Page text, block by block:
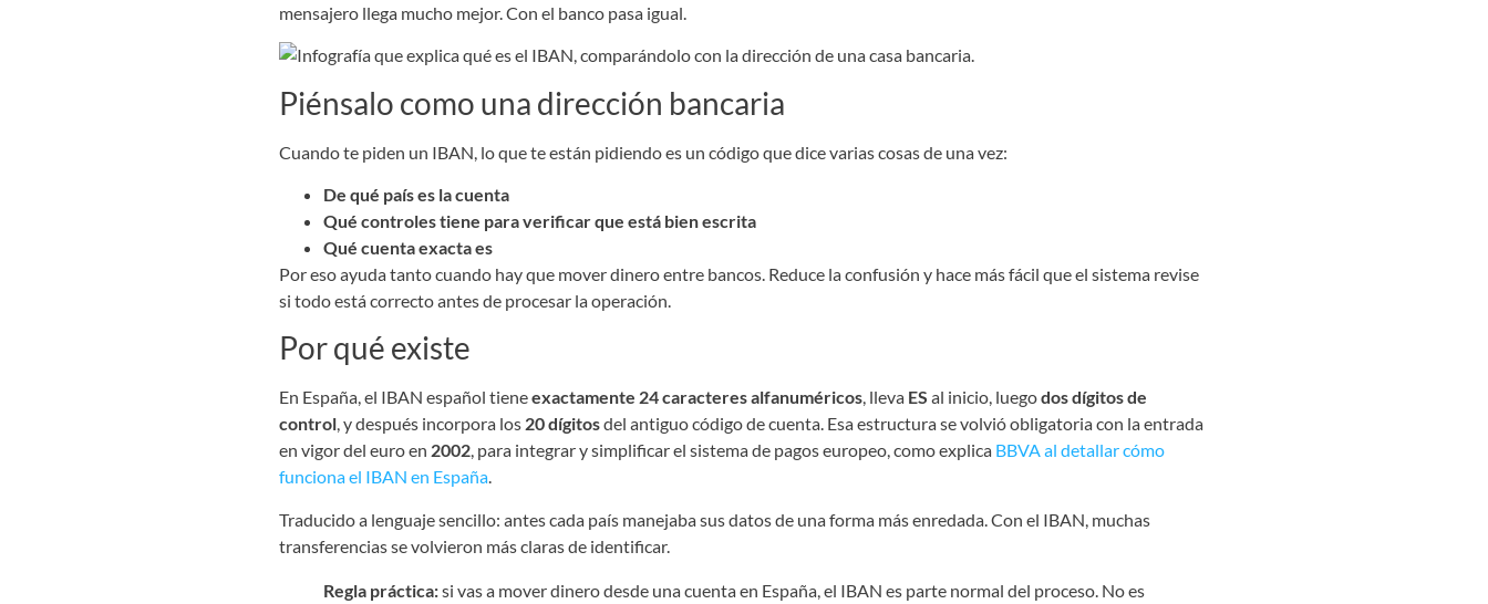
mensajero llega mucho mejor. Con el banco pasa igual.
Piénsalo como una dirección bancaria
Cuando te piden un IBAN, lo que te están pidiendo es un código que dice varias cosas de una vez:
De qué país es la cuenta
Qué controles tiene para verificar que está bien escrita
Qué cuenta exacta es
Por eso ayuda tanto cuando hay que mover dinero entre bancos. Reduce la confusión y hace más fácil que el sistema revise
si todo está correcto antes de procesar la operación.
Por qué existe
En España, el IBAN español tieneexactamente 24 caracteres alfanuméricos, lleva ES al inicio, luegodos dígitos de
control, y después incorpora los 20 dígitosdel antiguo código de cuenta. Esa estructura se volvió obligatoria con la entrada
en vigor del euro en 2002, para integrar y simplificar el sistema de pagos europeo, como explica BBVA al detallar cómo
funciona el IBAN en España.
Traducido a lenguaje sencillo: antes cada país manejaba sus datos de una forma más enredada. Con el IBAN, muchas
transferencias se volvieron más claras de identificar.
Regla práctica:si vas a mover dinero desde una cuenta en España, el IBAN es parte normal del proceso. No es